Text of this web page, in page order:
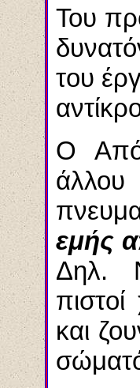
Του
του
Ο
εμής
Δηλ.
και